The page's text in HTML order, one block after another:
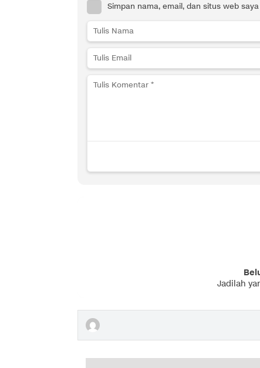
Simpan nama, email, dan situs web
Jadilah